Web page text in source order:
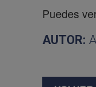
Puedes
AUTOR: